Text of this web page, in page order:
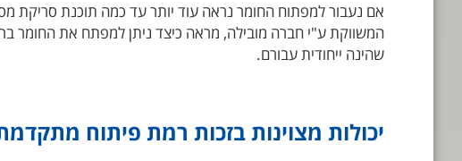
אם נעבור למפתוח החומר נראה עוד יותר עד כמה תוכנת סריקת
המשווקת ע"י חברה מובילה, מראה כיצד ניתן למפתח את החומר
שהינה ייחודית עבורם.
יכולות מצוינות בזכות רמת פיתוח